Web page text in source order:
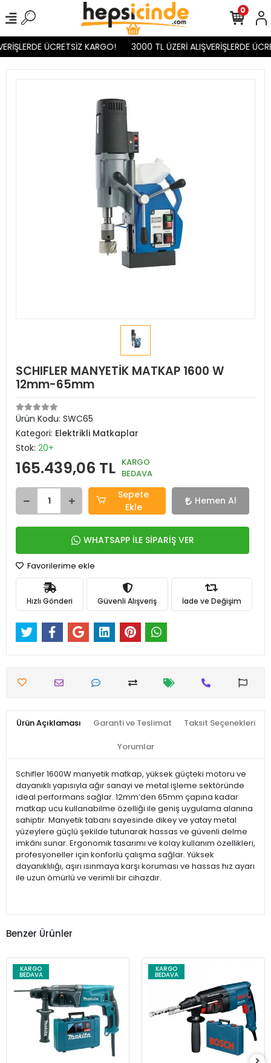
ÜCRETSİZ KARGO! 3000 TL ÜZERİ ALIŞVERİŞLERDE
0
SCHIFLER MANYETİK MATKAP 1600 W
12mm-65mm
Ürün Kodu: SWC65
Kategori: Elektrikli Matkaplar
Stok: 20+
165.439,06 TL KARGO
BEDAVA
Sepete
Ekle
Hemen Al
WHATSAPP İLE SİPARİŞ VER
Favorilerime ekle
Hızlı Gönderi Güvenli Alışveriş İade ve Değişim
Ürün Açıklaması Garanti ve Teslimat Taksit Seçenekleri
Yorumlar
Schifler 1600W manyetik matkap, yüksek güçteki motoru ve
dayanıklı yapısıyla ağır sanayi ve metal işleme sektöründe
ideal performans sağlar. 12mm’den 65mm çapına kadar
matkap ucu kullanabilme özelliği ile geniş uygulama alanına
sahiptir. Manyetik tabanı sayesinde dikey ve yatay metal
yüzeylere güçlü şekilde tutunarak hassas ve güvenli delme
imkânı sunar. Ergonomik tasarımı ve kolay kullanım özellikleri,
profesyoneller için konforlu çalışma sağlar. Yüksek
dayanıklılığı, aşırı ısınmaya karşı koruması ve hassas hız ayarı
ile uzun ömürlü ve verimli bir cihazdır.
Benzer Ürünler
KARGO
BEDAVA
KARGO
BEDAVA